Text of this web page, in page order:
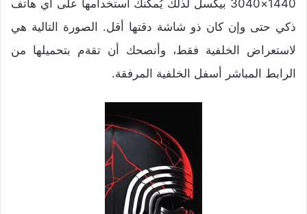
1440×3040 بيكسل لذلك يُمكنك استخدامها على أي هاتف
ذكي حتى وإن كان ذو شاشة دقتها أقل. الصورة التالية هي
لاستعراض الخلفية فقط، وأنصحك أن تقةم بتحميلها من
الرابط المباشر أسفل الخلفية المرفقة.